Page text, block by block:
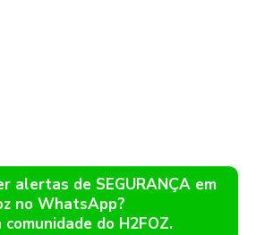
alertas de SEGURANÇA em
no WhatsApp?
do H2FOZ.